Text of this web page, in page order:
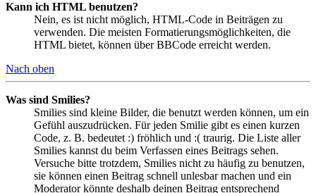
Kann ich HTML benutzen?
Nein, es ist nicht möglich, HTML-Code in Beiträgen zu
verwenden. Die meisten Formatierungsmöglichkeiten, die
HTML bietet, können über BBCode erreicht werden.
Nach oben
Was sind Smilies?
Smilies sind kleine Bilder, die benutzt werden können, um ein
Gefühl auszudrücken. Für jeden Smilie gibt es einen kurzen
Code, z. B. bedeutet :) fröhlich und :( traurig. Die Liste aller
Smilies kannst du beim Verfassen eines Beitrags sehen.
Versuche bitte trotzdem, Smilies nicht zu häufig zu benutzen,
sie können einen Beitrag schnell unlesbar machen und ein
Moderator könnte deshalb deinen Beitrag entsprechend